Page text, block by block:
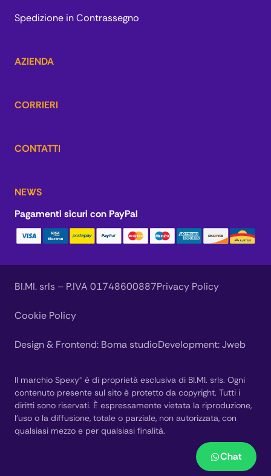
Spedizione in Contrassegno
AZIENDA
CORRIERI
CONTATTI
NEWS
Pagamenti sicuri con PayPal
BI.MI. srls – P.IVA 01748600887Privacy Policy
Cookie Policy
Design & Frontend: Boma studioDevelopment:Jweb
Il marchio Spexy® è di proprietà esclusiva di BI.MI. srls. Ogni
contenuto presente sul sito è protetto da copyright. Tutti i
diritti sono riservati. È espressamente vietata la riproduzione,
l’uso o la diffusione, totale o parziale, non autorizzata, con
qualsiasi mezzo e per qualsiasi finalità.
Chat